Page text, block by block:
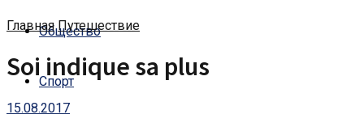
Общество
Спорт
Главная Путешествие
Soi indique sa plus
15.08.2017